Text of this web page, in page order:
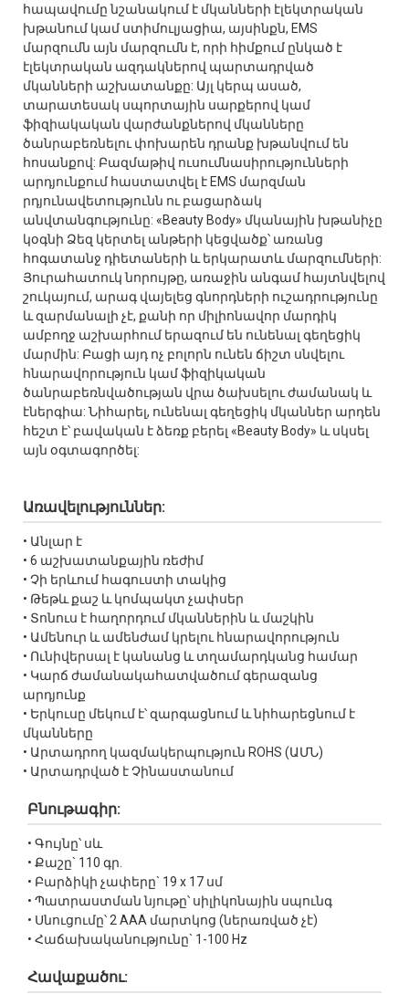
հապավումը նշանակում է մկանների էլեկտրական
խթանում կամ ստիմուլյացիա, այսինքն, EMS
մարզումն այն մարզումն է, որի հիմքում ընկած է
էլեկտրական ազդակներով պարտադրված
մկանների աշխատանքը: Այլ կերպ ասած,
տարատեսակ սպորտային սարքերով կամ
ֆիզիակական վարժանքներով մկանները
ծանրաբեռնելու փոխարեն դրանք խթանվում են
հոսանքով: Բազմաթիվ ուսումնասիրությունների
արդյունքում հաստատվել է EMS մարզման
րդյունավետությունն ու բացարձակ
անվտանգությունը: «Beauty Body» մկանային խթանիչը
կօգնի Ձեզ կերտել անթերի կեցվածք՝ առանց
հոգատանջ դիետաների և երկարատև մարզումների:
Յուրահատուկ նորույթը, առաջին անգամ հայտնվելով
շուկայում, արագ վայելեց գնորդների ուշադրությունը
և զարմանալի չէ, քանի որ միլիոնավոր մարդիկ
ամբողջ աշխարհում երազում են ունենալ գեղեցիկ
մարմին: Բացի այդ ոչ բոլորն ունեն ճիշտ սնվելու
հնարավորություն կամ ֆիզիկական
ծանրաբեռնվածության վրա ծախսելու ժամանակ և
էներգիա: Նիհարել, ունենալ գեղեցիկ մկաններ արդեն
հեշտ է՝ բավական է ձեռք բերել «Beauty Body» և սկսել
այն օգտագործել:
Առավելություններ:
• Անլար է
• 6 աշխատանքային ռեժիմ
• Չի երևում հագուստի տակից
• Թեթև քաշ և կոմպակտ չափսեր
• Տոնուս է հաղորդում մկաններին և մաշկին
• Ամենուր և ամենժամ կրելու հնարավորություն
• Ունիվերսալ է կանանց և տղամարդկանց համար
• Կարճ ժամանակահատվածում գերազանց
արդյունք
• Երկուսը մեկում է՝ զարգացնում և նիհարեցնում է
մկանները
• Արտադրող կազմակերպություն ROHS (ԱՄՆ)
• Արտադրված է Չինաստանում
Բնութագիր:
• Գույնը՝ սև
• Քաշը` 110 գր.
• Բարձիկի չափերը` 19 x 17 սմ
• Պատրաստման նյութը՝ սիլիկոնային սպունգ
• Սնուցումը՝ 2 AAA մարտկոց (ներառված չէ)
• Հաճախականությունը` 1-100 Hz
Հավաքածու: